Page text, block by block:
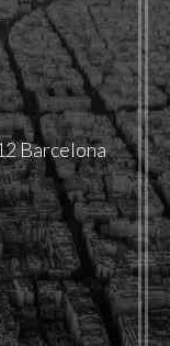
Barcelona